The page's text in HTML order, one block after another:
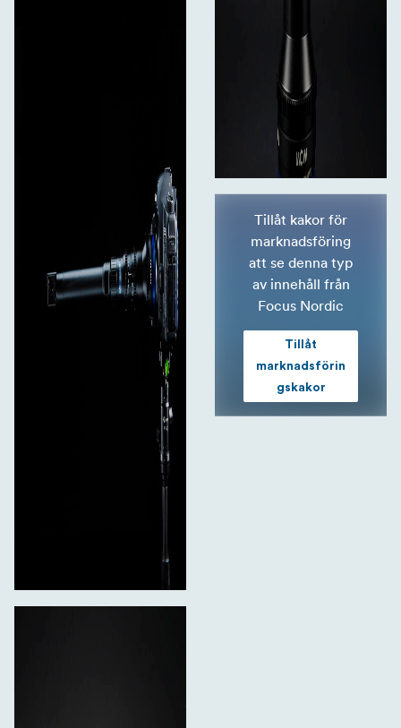
Tillåt kakor för
marknadsföring
att se denna typ
av innehåll från
Focus Nordic
Tillåt
marknadsförin
gskakor